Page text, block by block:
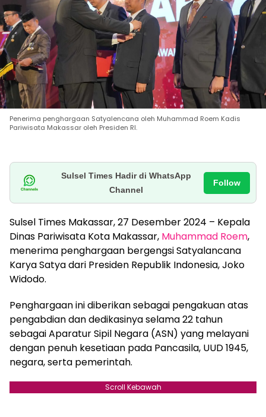
Penerima penghargaan Satyalencana oleh Muhammad Roem Kadis
Pariwisata Makassar oleh Presiden RI.
Sulsel Times Hadir di WhatsApp
Channel
Follow
Sulsel Times Makassar, 27 Desember 2024 – Kepala
Dinas Pariwisata Kota Makassar, Muhammad Roem,
menerima penghargaan bergengsi Satyalancana
Karya Satya dari Presiden Republik Indonesia, Joko
Widodo.
Penghargaan ini diberikan sebagai pengakuan atas
pengabdian dan dedikasinya selama 22 tahun
sebagai Aparatur Sipil Negara (ASN) yang melayani
dengan penuh kesetiaan pada Pancasila, UUD 1945,
negara, serta pemerintah.
Scroll Kebawah